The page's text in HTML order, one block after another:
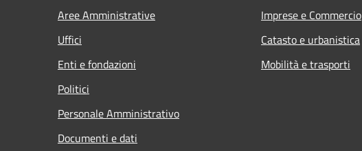
Aree Amministrative
Uffici
Enti e fondazioni
Politici
Personale Amministrativo
Documenti e dati
Imprese e Commercio
Catasto e urbanistica
Mobilità e trasporti